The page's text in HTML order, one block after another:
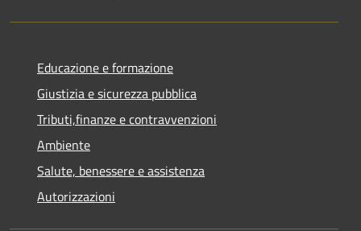
Educazione e formazione
Giustizia e sicurezza pubblica
Tributi,finanze e contravvenzioni
Ambiente
Salute, benessere e assistenza
Autorizzazioni